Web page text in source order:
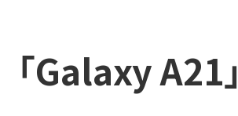
「Galaxy A21」